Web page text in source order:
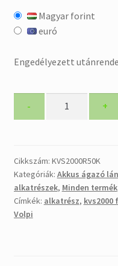
Magyar forint
euró
Engedélyezett
-
elektromos
láncfűrészhez
mennyiség
+
Cikkszám: KVS2000R50K
Kategóriák: Akkus ágazó
alkatrészek, Minden termék
Címkék: alkatrész, kvs2000
Volpi